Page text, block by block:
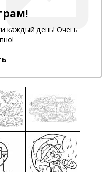
каждый день! Очень